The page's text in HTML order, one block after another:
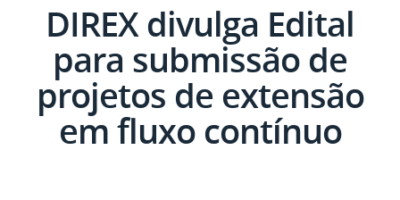
DIREX divulga Edital
para submissão de
projetos de extensão
emfluxo contínuo